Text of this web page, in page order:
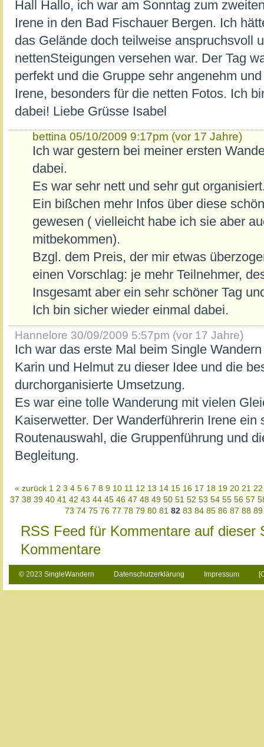
Hall Hallo, ich war am Sonntag zum
Irene in den Bad Fischauer Bergen. Ich
das Gelände doch teilweise anspruchsvoll
nettenSteigungen versehen war. Der Tag
perfekt und die Gruppe sehr angenehm
Irene, besonders für die netten Fotos. Ich
dabei! Liebe Grüsse Isabel
bettina 05/10/2009 9:17pm (vor 17 Jahre)
Ich war gestern bei meiner ersten
dabei.
Es war sehr nett und sehr gut
Ein bißchen mehr Infos über diese
gewesen ( vielleicht habe ich sie aber
mitbekommen).
Bzgl. dem Preis, der mir etwas
einen Vorschlag: je mehr Teilnehmer,
Insgesamt aber ein sehr schöner Tag
Ich bin sicher wieder einmal dabei.
Hannelore 30/09/2009 5:57pm (vor 17 Jahre)
Ich war das erste Mal beim Single
Karin und Helmut zu dieser Idee und die
durchorganisierte Umsetzung.
Es war eine tolle Wanderung mit vielen
Kaiserwetter. Der Wanderführerin Irene ein
Routenauswahl, die Gruppenführung und
Begleitung.
« zurück 1 2 3 4 5 6 7 8 9 10 11 12 13 14 15 16 17 18 19 20 21 22
37 38 39 40 41 42 43 44 45 46 47 48 49 50 51 52 53 54 55 56 57
73 74 75 76 77 78 79 80 81 82 83 84 85 86 87 88 89
RSS Feed für Kommentare auf dieser
Kommentare
© 2023 SingleWandern Datenschutzerklärung Impressum